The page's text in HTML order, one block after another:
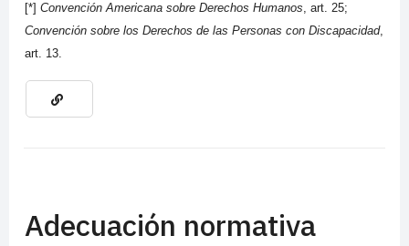
[*] Convención Americana sobre Derechos Humanos, art. 25;
Convención sobre los Derechos de las Personas con Discapacidad,
art. 13.
Adecuación normativa